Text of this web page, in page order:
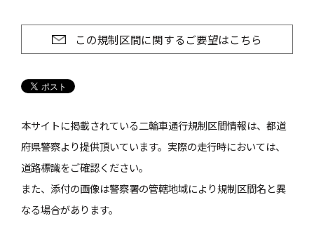
この規制区間に関するご要望はこちら
本サイトに掲載されている二輪車通行規制区間情報は、都道
府県警察より提供頂いています。実際の走行時においては、
道路標識をご確認ください。
また、添付の画像は警察署の管轄地域により規制区間名と異
なる場合があります。